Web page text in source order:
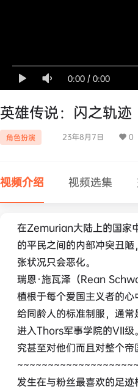
0:00 / 0:00
英雄传说：闪之轨迹
角色扮演 23年8月7日 0
视频介绍 视频选集
在Zemurian大陆上的国家
的平民之间的内部冲突丑
张状况只会恶化。
瑞恩·施瓦泽（Rean
植根于每个爱国主义者的
给同龄人的标准制服，通常
进入Thors军事学院的VII级
究甚至对他们而且对整个帝
发生在与粉丝最喜欢的足